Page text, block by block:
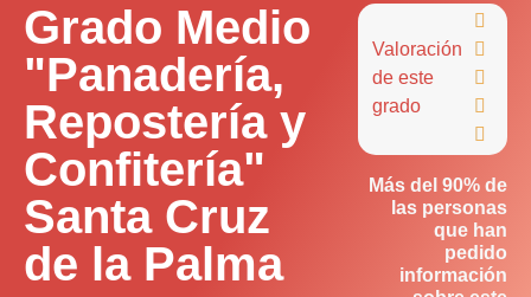
Grado Medio
"Panadería,
Repostería y
Confitería"
Santa Cruz
de la Palma
Valoración
de este
grado





Más del 90% de
las personas
que han
pedido
información